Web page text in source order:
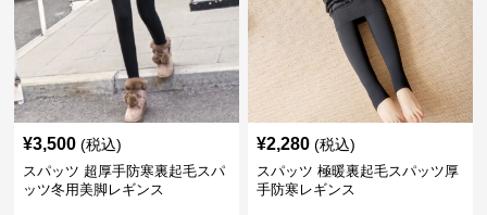
¥3,500 (税込)
スパッツ 超厚手防寒裏起毛スパ
ッツ冬用美脚レギンス
¥2,280 (税込)
スパッツ 極暖裏起毛スパッツ厚
手防寒レギンス